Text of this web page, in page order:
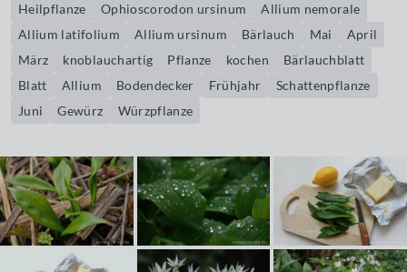
Heilpflanze Ophioscorodon ursinum
Allium nemorale
Allium latifolium
Allium ursinum Bärlauch Mai
April
März
knoblauchartig Pflanze kochen
Bärlauchblatt
Blatt
Allium Bodendecker Frühjahr
Schattenpflanze
Juni
Gewürz Würzpflanze